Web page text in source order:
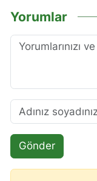
Yorumlar
Gönder